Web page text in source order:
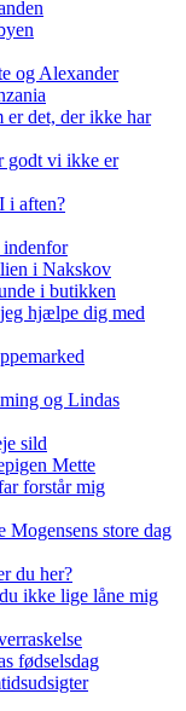
og Alexander
det, der ikke har
godt vi ikke er
i aften?
i Nakskov
i butikken
hjælpe dig med
og Lindas
sild
Mette
forstår mig
store dag
du her?
ikke lige låne mig
fødselsdag